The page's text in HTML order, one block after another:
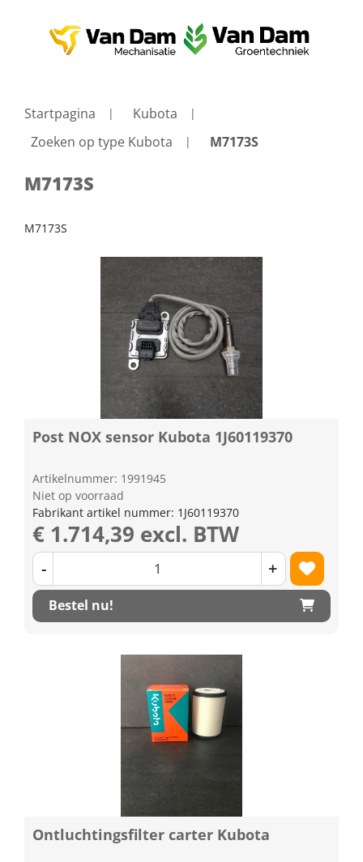
Startpagina
Kubota
Zoeken op type Kubota
M7173S
M7173S
M7173S
Post NOX sensor Kubota 1J60119370
Artikelnummer: 1991945
Niet op voorraad
Fabrikant artikel nummer: 1J60119370
€ 1.714,39 excl. BTW
- +
Bestel nu!
Ontluchtingsfilter carter Kubota